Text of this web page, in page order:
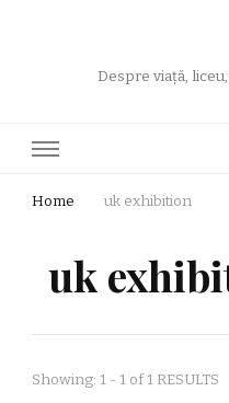
Despre viață,
Home uk exhibition
uk
Showing: 1 - 1 of 1 RESULTS